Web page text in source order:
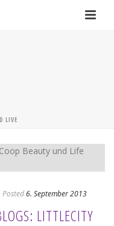
LIVE
Posted6. September 2013
LITTLECITY